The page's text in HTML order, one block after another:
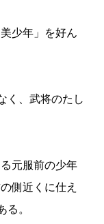
少年」を好ん
く、武将のたし
元服前の少年
側近くに仕え
る。